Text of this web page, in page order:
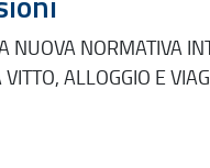
NORMATIVA
ALLOGGIO E